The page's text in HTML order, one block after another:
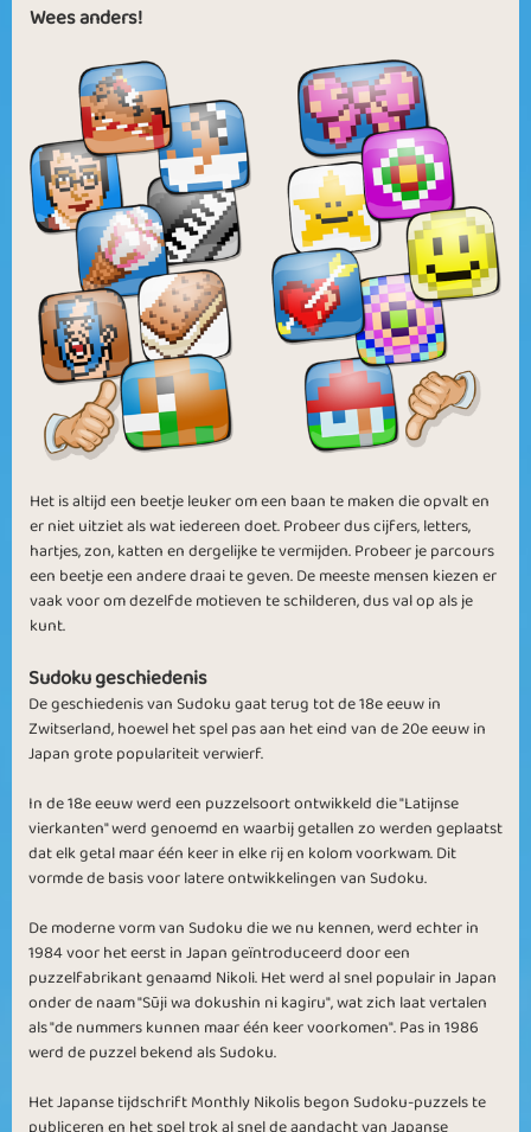
Wees anders!
Het is altijd een beetje leuker om een baan te maken die opvalt en
er niet uitziet als wat iedereen doet. Probeer dus cijfers, letters,
hartjes, zon, katten en dergelijke te vermijden. Probeer je parcours
een beetje een andere draai te geven. De meeste mensen kiezen er
vaak voor om dezelfde motieven te schilderen, dus val op als je
kunt.
Sudoku geschiedenis
De geschiedenis van Sudoku gaat terug tot de 18e eeuw in
Zwitserland, hoewel het spel pas aan het eind van de 20e eeuw in
Japan grote populariteit verwierf.
In de 18e eeuw werd een puzzelsoort ontwikkeld die "Latijnse
vierkanten" werd genoemd en waarbij getallen zo werden geplaatst
dat elk getal maar één keer in elke rij en kolom voorkwam. Dit
vormde de basis voor latere ontwikkelingen van Sudoku.
De moderne vorm van Sudoku die we nu kennen, werd echter in
1984 voor het eerst in Japan geïntroduceerd door een
puzzelfabrikant genaamd Nikoli. Het werd al snel populair in Japan
onder de naam "Sūji wa dokushin ni kagiru", wat zich laat vertalen
als "de nummers kunnen maar één keer voorkomen". Pas in 1986
werd de puzzel bekend als Sudoku.
Het Japanse tijdschrift Monthly Nikolis begon Sudoku-puzzels te
publiceren en het spel trok al snel de aandacht van Japanse